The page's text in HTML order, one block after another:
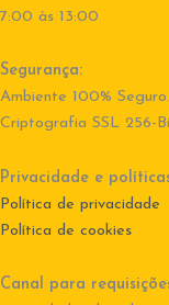
7:00 às 13:00
Segurança:
Ambiente 100%
Criptografia SSL 256-
Privacidade e
Política de privacidade
Política de cookies
Canal para